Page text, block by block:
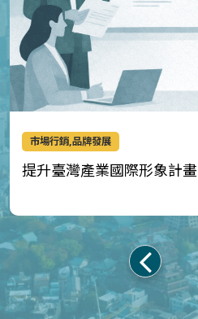
市場行銷,品牌發展
提升臺灣產業國際形象計畫
上
一
頁